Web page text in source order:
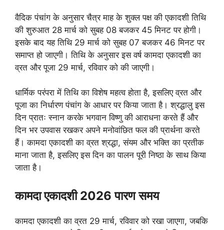
वैदिक पंचांग के अनुसार चैत्र माह के शुक्ल पक्ष की एकादशी तिथि
की शुरुआत 28 मार्च को सुबह 08 बजकर 45 मिनट पर होगी।
इसके बाद यह तिथि 29 मार्च को सुबह 07 बजकर 46 मिनट पर
समाप्त हो जाएगी। तिथि के अनुसार इस वर्ष कामदा एकादशी का
व्रत और पूजा 29 मार्च, रविवार को की जाएगी।
धार्मिक परंपरा में तिथि का विशेष महत्व होता है, इसलिए व्रत और
पूजा का निर्धारण पंचांग के आधार पर किया जाता है। श्रद्धालु इस
दिन प्रातः स्नान करके भगवान विष्णु की आराधना करते हैं और
दिन भर उपवास रखकर अपने मनोवांछित फल की प्रार्थना करते
हैं। कामदा एकादशी का व्रत श्रद्धा, संयम और भक्ति का प्रतीक
माना जाता है, इसलिए इस दिन का पालन पूरी निष्ठा के साथ किया
जाता है।
कामदा एकादशी 2026 पारण समय
कामदा एकादशी का व्रत 29 मार्च, रविवार को रखा जाएगा, जबकि